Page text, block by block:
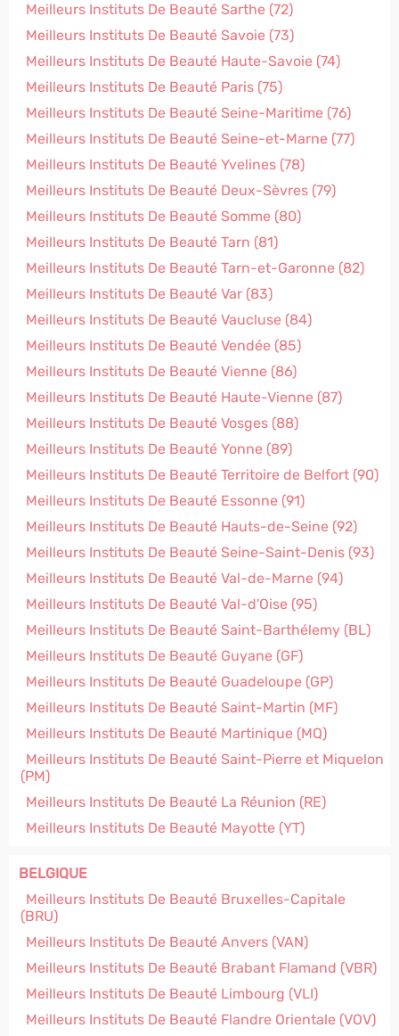
Meilleurs Instituts De Beauté Sarthe (72)
Meilleurs Instituts De Beauté Savoie (73)
Meilleurs Instituts De Beauté Haute-Savoie (74)
Meilleurs Instituts De Beauté Paris (75)
Meilleurs Instituts De Beauté Seine-Maritime (76)
Meilleurs Instituts De Beauté Seine-et-Marne (77)
Meilleurs Instituts De Beauté Yvelines (78)
Meilleurs Instituts De Beauté Deux-Sèvres (79)
Meilleurs Instituts De Beauté Somme (80)
Meilleurs Instituts De Beauté Tarn (81)
Meilleurs Instituts De Beauté Tarn-et-Garonne (82)
Meilleurs Instituts De Beauté Var (83)
Meilleurs Instituts De Beauté Vaucluse (84)
Meilleurs Instituts De Beauté Vendée (85)
Meilleurs Instituts De Beauté Vienne (86)
Meilleurs Instituts De Beauté Haute-Vienne (87)
Meilleurs Instituts De Beauté Vosges (88)
Meilleurs Instituts De Beauté Yonne (89)
Meilleurs Instituts De Beauté Territoire de Belfort (90)
Meilleurs Instituts De Beauté Essonne (91)
Meilleurs Instituts De Beauté Hauts-de-Seine (92)
Meilleurs Instituts De Beauté Seine-Saint-Denis (93)
Meilleurs Instituts De Beauté Val-de-Marne (94)
Meilleurs Instituts De Beauté Val-d'Oise (95)
Meilleurs Instituts De Beauté Saint-Barthélemy (BL)
Meilleurs Instituts De Beauté Guyane (GF)
Meilleurs Instituts De Beauté Guadeloupe (GP)
Meilleurs Instituts De Beauté Saint-Martin (MF)
Meilleurs Instituts De Beauté Martinique (MQ)
Meilleurs Instituts De Beauté Saint-Pierre et Miquelon
(PM)
Meilleurs Instituts De Beauté La Réunion (RE)
Meilleurs Instituts De Beauté Mayotte (YT)
BELGIQUE
Meilleurs Instituts De Beauté Bruxelles-Capitale
(BRU)
Meilleurs Instituts De Beauté Anvers (VAN)
Meilleurs Instituts De Beauté Brabant Flamand (VBR)
Meilleurs Instituts De Beauté Limbourg (VLI)
Meilleurs Instituts De Beauté Flandre Orientale (VOV)